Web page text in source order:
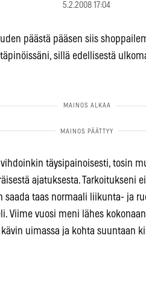
5.2.2008 17:04
päästä pääsen siis
sillä edellisestä
täysipainoisesti, tosin
ajatuksesta. Tarkoitukseni
saada taas normaali liikunta- ja
Viime vuosi meni lähes
uimassa ja kohta suuntaan